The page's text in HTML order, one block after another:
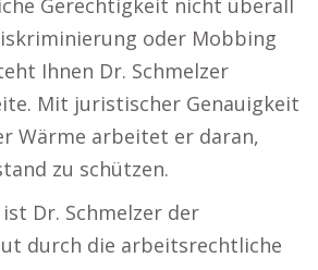
Gerechtigkeit nicht überall
oder Mobbing
Ihnen Dr. Schmelzer
Mit juristischer Genauigkeit
Wärme arbeitet er daran,
zu schützen.
Dr. Schmelzer der
durch die arbeitsrechtliche